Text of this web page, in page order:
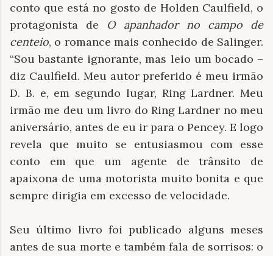
conto que está no gosto de Holden Caulfield, o
protagonista de O apanhador
no campo de
centeio, o romance mais conhecido de Salinger.
“Sou bastante ignorante, mas leio um bocado –
diz Caulfield. Meu autor preferido é meu irmão
D. B. e, em segundo lugar, Ring Lardner. Meu
irmão me deu um livro do Ring Lardner no meu
aniversário, antes de eu ir para o Pencey. E logo
revela que muito se entusiasmou com esse
conto em que um agente de trânsito de
apaixona de uma motorista muito bonita e que
sempre dirigia em excesso de velocidade.
Seu último livro foi publicado alguns meses
antes de sua morte e também fala de sorrisos: o